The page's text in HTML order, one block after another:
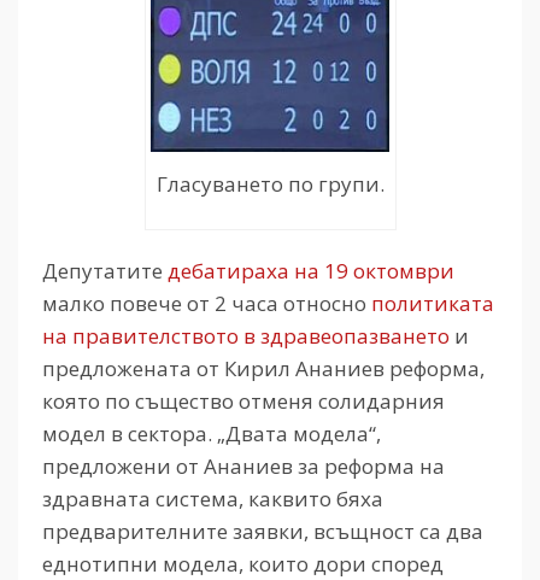
Гласуването по групи.
Депутатите дебатираха на 19 октомври
малко повече от 2 часа относно политиката
на правителството в здравеопазването и
предложената от Кирил Ананиев реформа,
която по същество отменя солидарния
модел в сектора. „Двата модела“,
предложени от Ананиев за реформа на
здравната система, каквито бяха
предварителните заявки, всъщност са два
еднотипни модела, които дори според